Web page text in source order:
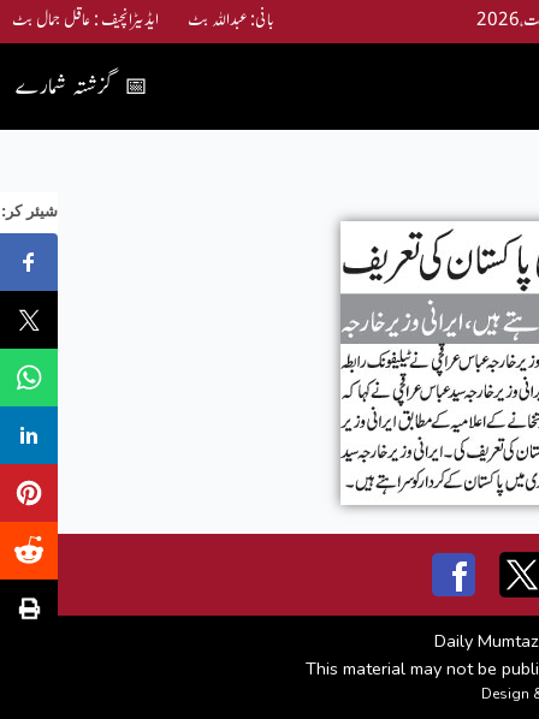
بانی: عبداللہ بٹ ایڈیٹرانچیف : عاقل جمال بٹ
گزشتہ شمارے 📅
:شیئر کر
Daily
This material may not be
Design